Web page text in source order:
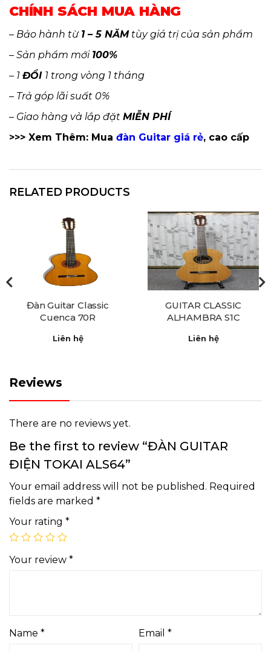
CHÍNH SÁCH MUA HÀNG
– Bảo hành từ 1 – 5 NĂMtùy giá trị của sản phẩm
– Sản phẩm mới 100%
– 1 ĐỔI 1 trong vòng 1 tháng
– Trả góp lãi suất 0%
– Giao hàng và lắp đặt MIỄN PHÍ
>>> Xem Thêm: Mua đàn Guitar giá rẻ, cao cấp
RELATED PRODUCTS
Đàn Guitar Classic
Cuenca 70R
Liên hệ
GUITAR CLASSIC
ALHAMBRA S1C
Liên hệ
Reviews
There are no reviews yet.
Be the first to review “ĐÀN GUITAR
ĐIỆN TOKAI ALS64”
Your email address will not be published. Required
fields are marked *
Your rating *
Your review *
Name * Email *